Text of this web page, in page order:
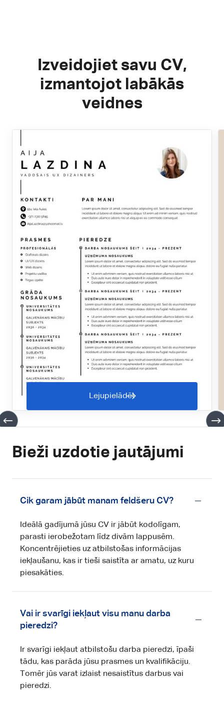
Izveidojiet savu CV,
izmantojot labākās
veidnes
Lejupielādēt
Bieži uzdotie jautājumi
Cik garam jābūt manam feldšeru CV?
Ideālā gadījumā jūsu CV ir jābūt kodolīgam,
parasti ierobežotam līdz divām lappusēm.
Koncentrējieties uz atbilstošas informācijas
iekļaušanu, kas ir tieši saistīta ar amatu, uz kuru
piesakāties.
Vai ir svarīgi iekļaut visu manu darba
pieredzi?
Ir svarīgi iekļaut atbilstošu darba pieredzi, īpaši
tādu, kas parāda jūsu prasmes un kvalifikāciju.
Tomēr jūs varat izlaist nesaistītus darbus vai
pieredzi.